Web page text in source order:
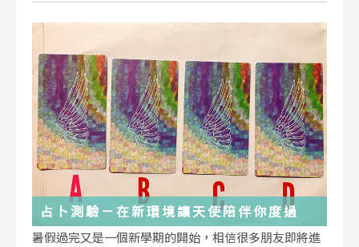
占卜測驗－在新環境讓天使陪伴你度過
暑假過完又是一個新學期的開始，相信很多朋友即將進